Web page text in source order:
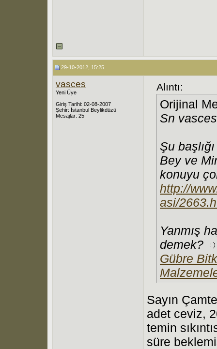
29-10-2012, 15:25
vasces
Yeni Üye
Giriş Tarihi: 02-08-2007
Şehir: İstanbul Beylikdüzü
Mesajlar: 25
Alıntı:
Orijinal
Sn vasces
Şu
Bey ve
konuyu
http://
asi/
Yanmış
demek?
Gübre
Sayın
adet ceviz,
temin
süre